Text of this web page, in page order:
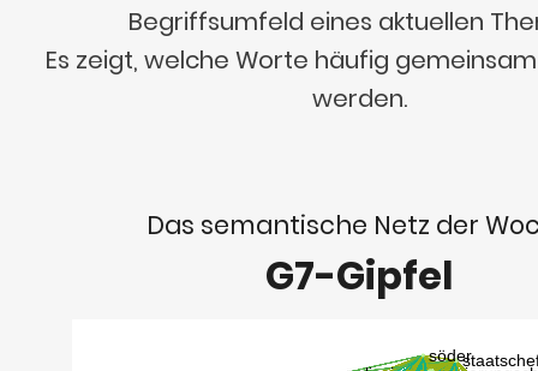
Begriffsumfeld eines aktuellen
Es zeigt, welche Worte häufig
werden.
Das semantische Netz der
G7-Gipfel